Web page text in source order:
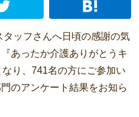
ッフさんへ日頃の感謝の気
あったか介護ありがとうキ
り、741名の方にご参加い
のアンケート結果をお知ら